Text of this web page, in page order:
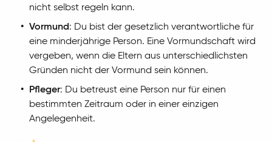
nicht selbst regeln kann.
Vormund: Du bist der gesetzlich verantwortliche für
eine minderjährige Person. Eine Vormundschaft wird
vergeben, wenn die Eltern aus unterschiedlichsten
Gründen nicht der Vormund sein können.
Pfleger: Du betreust eine Person nur für einen
bestimmten Zeitraum oder in einer einzigen
Angelegenheit.